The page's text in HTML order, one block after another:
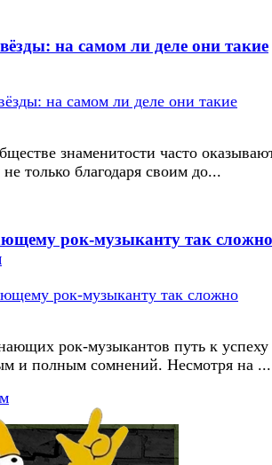
на самом ли деле они такие
знаменитости часто
только благодаря своим до...
рок-музыканту так сложно
рок-музыкантов путь к успеху
и полным сомнений. Несмотря на ...